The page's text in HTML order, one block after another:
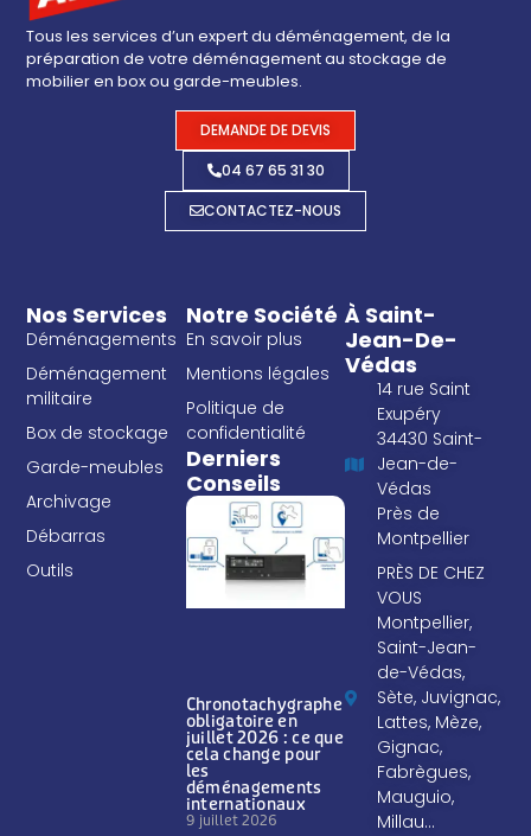
Tous les services d’un expert du déménagement, de la
préparation de votre déménagement au stockage de
mobilier en box ou garde-meubles.
DEMANDE DE DEVIS
04 67 65 31 30
CONTACTEZ-NOUS
Nos Services
Déménagements
Déménagement
militaire
Box de stockage
Garde-meubles
Archivage
Débarras
Outils
Notre Société
En savoir plus
Mentions légales
Politique de
confidentialité
Derniers
Conseils
Chronotachygraphe
obligatoire en
juillet 2026 : ce que
cela change pour
les
déménagements
internationaux
9 juillet 2026
À Saint-
Jean-De-
Védas
14 rue Saint
Exupéry
34430 Saint-
Jean-de-
Védas
Près de
Montpellier
PRÈS DE CHEZ
VOUS
Montpellier,
Saint-Jean-
de-Védas,
Sète, Juvignac,
Lattes, Mèze,
Gignac,
Fabrègues,
Mauguio,
Millau…